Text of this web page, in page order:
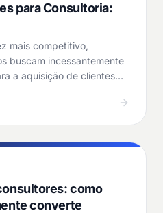
para Consultoria:
mais competitivo,
buscam incessantemente
a aquisição de clientes
como
converte